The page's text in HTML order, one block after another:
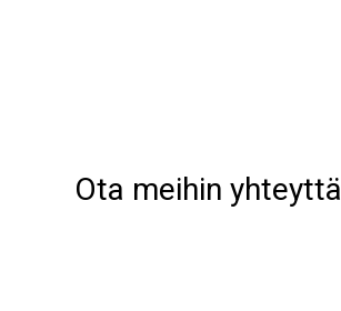
Ota meihin yhteyttä